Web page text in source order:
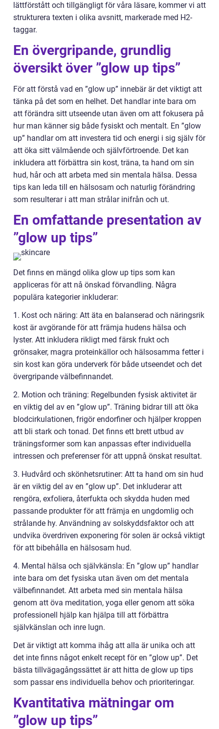
lättförstått och tillgängligt för våra läsare, kommer vi att
strukturera texten i olika avsnitt, markerade med H2-
taggar.
En övergripande, grundlig
översikt över ”glow up tips”
För att förstå vad en ”glow up” innebär är det viktigt att
tänka på det som en helhet. Det handlar inte bara om
att förändra sitt utseende utan även om att fokusera på
hur man känner sig både fysiskt och mentalt. En ”glow
up” handlar om att investera tid och energi i sig själv för
att öka sitt välmående och självförtroende. Det kan
inkludera att förbättra sin kost, träna, ta hand om sin
hud, hår och att arbeta med sin mentala hälsa. Dessa
tips kan leda till en hälsosam och naturlig förändring
som resulterar i att man strålar inifrån och ut.
En omfattande presentation av
”glow up tips”
Det finns en mängd olika glow up tips som kan
appliceras för att nå önskad förvandling. Några
populära kategorier inkluderar:
1. Kost och näring: Att äta en balanserad och näringsrik
kost är avgörande för att främja hudens hälsa och
lyster. Att inkludera rikligt med färsk frukt och
grönsaker, magra proteinkällor och hälsosamma fetter i
sin kost kan göra underverk för både utseendet och det
övergripande välbefinnandet.
2. Motion och träning: Regelbunden fysisk aktivitet är
en viktig del av en ”glow up”. Träning bidrar till att öka
blodcirkulationen, frigör endorfiner och hjälper kroppen
att bli stark och tonad. Det finns ett brett utbud av
träningsformer som kan anpassas efter individuella
intressen och preferenser för att uppnå önskat resultat.
3. Hudvård och skönhetsrutiner: Att ta hand om sin hud
är en viktig del av en ”glow up”. Det inkluderar att
rengöra, exfoliera, återfukta och skydda huden med
passande produkter för att främja en ungdomlig och
strålande hy. Användning av solskyddsfaktor och att
undvika överdriven exponering för solen är också viktigt
för att bibehålla en hälsosam hud.
4. Mental hälsa och självkänsla: En ”glow up” handlar
inte bara om det fysiska utan även om det mentala
välbefinnandet. Att arbeta med sin mentala hälsa
genom att öva meditation, yoga eller genom att söka
professionell hjälp kan hjälpa till att förbättra
självkänslan och inre lugn.
Det är viktigt att komma ihåg att alla är unika och att
det inte finns något enkelt recept för en ”glow up”. Det
bästa tillvägagångssättet är att hitta de glow up tips
som passar ens individuella behov och prioriteringar.
Kvantitativa mätningar om
”glow up tips”